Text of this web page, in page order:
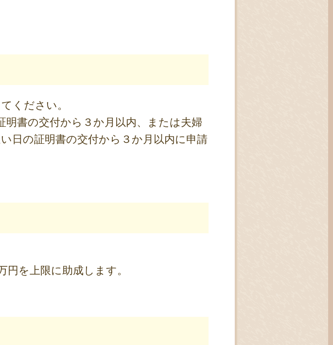
ください。
書の交付から３か月以内、または夫婦
日の証明書の交付から３か月以内に申請
を上限に助成します。